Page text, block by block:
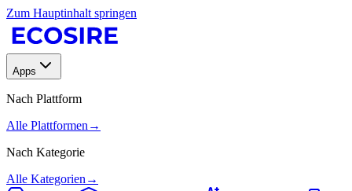
Zum Hauptinhalt springen
Apps
Nach Plattform
Alle Plattformen →
Nach Kategorie
Alle Kategorien →